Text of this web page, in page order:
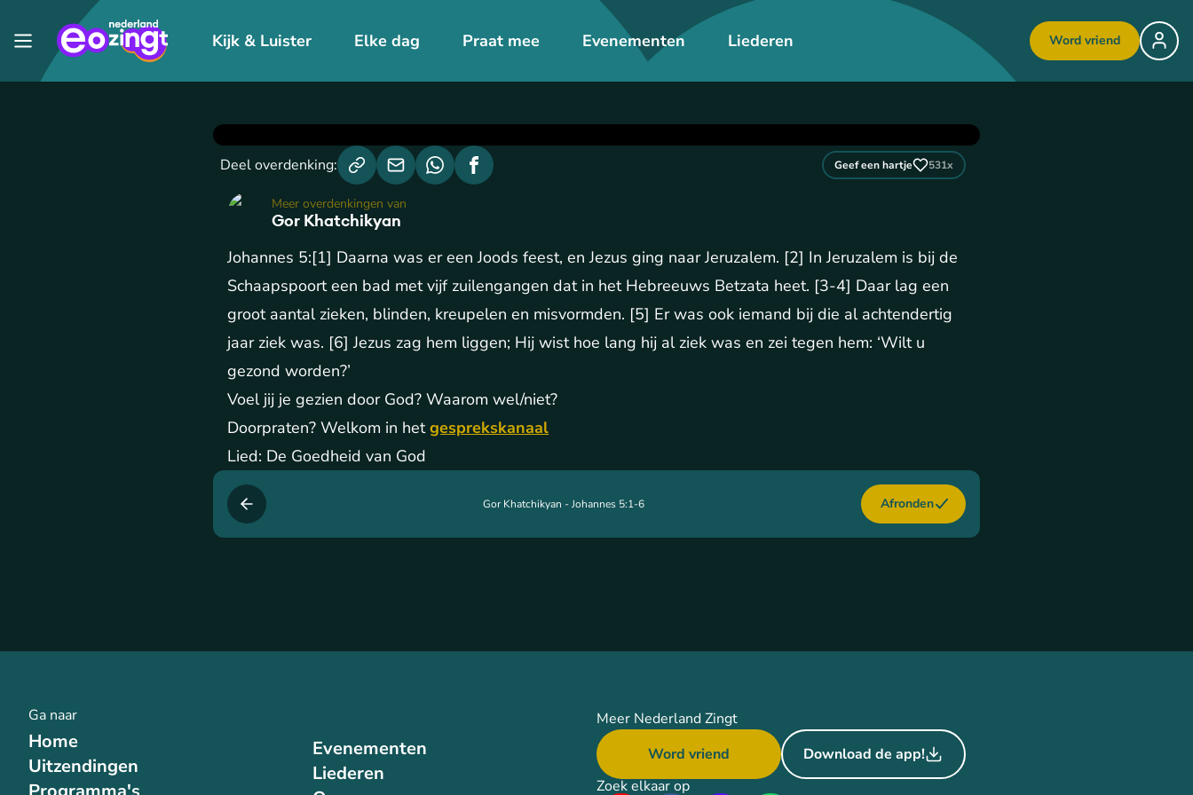
Kijk & Luister Elke dag Praat mee Evenementen Liederen Word vriend
Gor Khatchikyan - Johannes 5:1-6 Afronden
Deel overdenking: Geef een hartje 531x
Gor Khatchikyan
Meer overdenkingen van
Johannes 5:[1] Daarna was er een Joods feest, en Jezus ging naar Jeruzalem. [2] In Jeruzalem is bij de
Schaapspoort een bad met vijf zuilengangen dat in het Hebreeuws Betzata heet. [3-4] Daar lag een
groot aantal zieken, blinden, kreupelen en misvormden. [5] Er was ook iemand bij die al achtendertig
jaar ziek was. [6] Jezus zag hem liggen; Hij wist hoe lang hij al ziek was en zei tegen hem: ‘Wilt u
gezond worden?’
Voel jij je gezien door God? Waarom wel/niet?
Doorpraten? Welkom in hetgesprekskanaal
Lied: De Goedheid van God
Ga naar
Home
Uitzendingen
Evenementen
Liederen
Meer Nederland Zingt
Word vriend
Download de app!
Zoek elkaar op